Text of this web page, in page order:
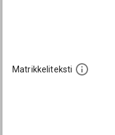
Matrikkeliteksti